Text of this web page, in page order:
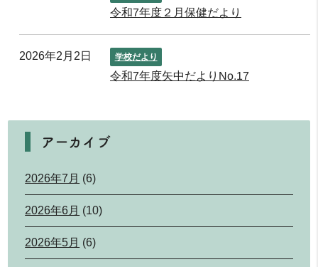
令和7年度２月保健だより
2026年2月2日 学校だより
令和7年度矢中だよりNo.17
アーカイブ
2026年7月 (6)
2026年6月 (10)
2026年5月 (6)